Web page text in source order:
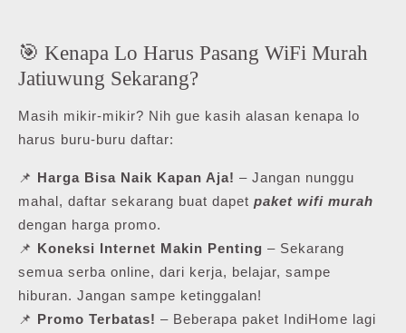
🎯 Kenapa Lo Harus Pasang WiFi Murah
Jatiuwung Sekarang?
Masih mikir-mikir? Nih gue kasih alasan kenapa lo
harus buru-buru daftar:
📌 Harga Bisa Naik Kapan Aja! – Jangan nunggu
mahal, daftar sekarang buat dapet paket wifi murah
dengan harga promo.
📌 Koneksi Internet Makin Penting – Sekarang
semua serba online, dari kerja, belajar, sampe
hiburan. Jangan sampe ketinggalan!
📌 Promo Terbatas! – Beberapa paket IndiHome lagi